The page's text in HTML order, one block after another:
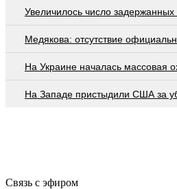
Увеличилось число
Медякова: отсутствие
На Украине началась массовая
На Западе пристыдили США за
Связь с эфиром